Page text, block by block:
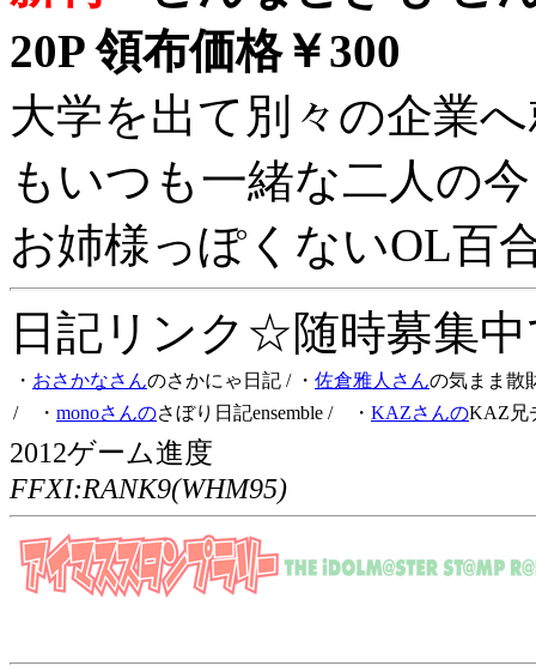
20P 領布価格￥300
大学を出て別々の企業
もいつも一緒な二人の
お姉様っぽくないOL百
日記リンク☆随時募集
・ おさかなさんのさかにゃ日記 / ・ 佐倉雅人さんの気まま散
/ ・ monoさんのさぼり日記ensemble / ・ KAZさんのKAZ兄
2012ゲーム進度
FFXI:RANK9(WHM95)